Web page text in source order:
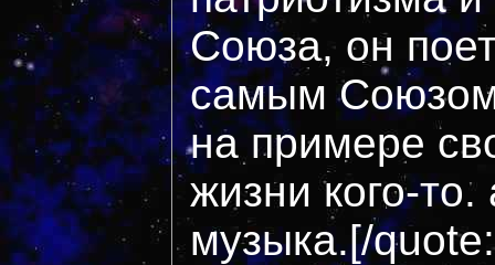
Союза, он
самым
на примере
жизни кого-то.
музыка.[/